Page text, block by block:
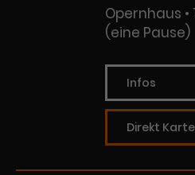
Opernhaus
(eine Pause)
Infos
Direkt